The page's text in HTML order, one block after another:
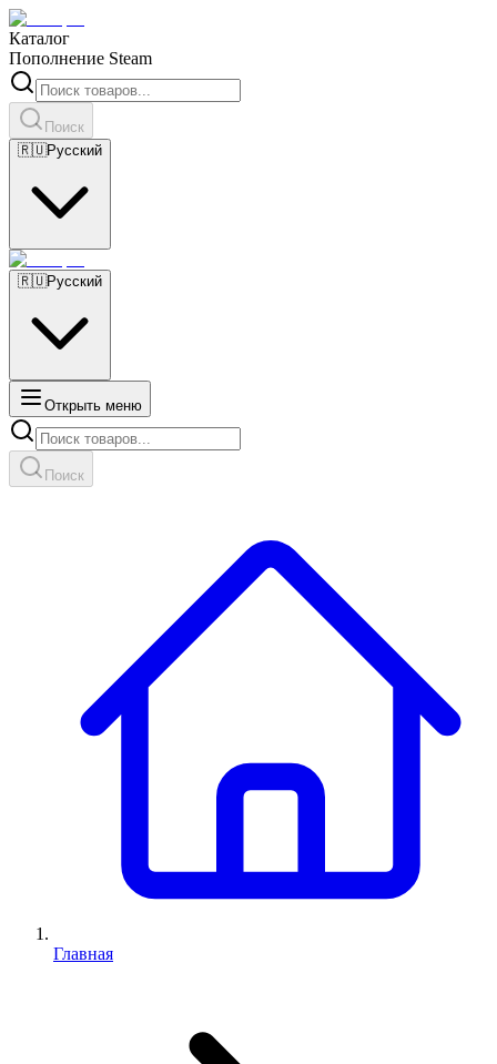
Каталог
Пополнение Steam
Поиск
🇷🇺Русский
🇷🇺Русский
Открыть меню
Поиск
Главная